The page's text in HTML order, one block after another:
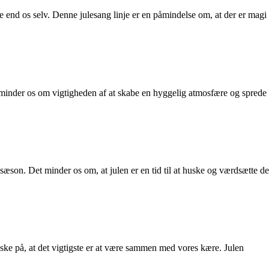
os selv. Denne julesang linje er en påmindelse om, at der er magi
os om vigtigheden af at skabe en hyggelig atmosfære og sprede
Det minder os om, at julen er en tid til at huske og værdsætte de
på, at det vigtigste er at være sammen med vores kære. Julen